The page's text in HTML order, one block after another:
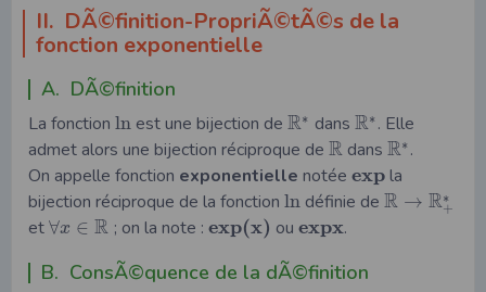
II. DÃ©finition-PropriÃ©tÃ©s de la
fonction exponentielle
A. DÃ©finition
La fonction ln est une bijection deR∗ dansR∗ . Elle
admet alors une bijection réciproque de Rdans R∗ .
On appelle fonction exponentielle notée expla
bijection réciproque de la fonction ln définie deR → R∗
+
et∀x ∈ R ; on la note : exp(x) ouexpx.
B. ConsÃ©quence de la dÃ©finition